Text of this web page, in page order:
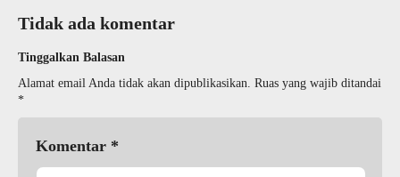
Tidak ada komentar
Tinggalkan Balasan
Alamat email Anda tidak akan dipublikasikan. Ruas yang wajib ditandai
*
Komentar *